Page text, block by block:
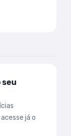
já o